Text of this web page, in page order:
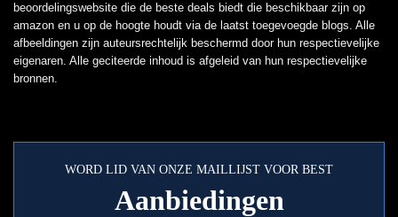
beoordelingswebsite die de beste deals biedt die beschikbaar zijn op
amazon en u op de hoogte houdt via de laatst toegevoegde blogs. Alle
afbeeldingen zijn auteursrechtelijk beschermd door hun respectievelijke
eigenaren. Alle geciteerde inhoud is afgeleid van hun respectievelijke
bronnen.
WORD LID VAN ONZE MAILLIJST VOOR BEST
Aanbiedingen